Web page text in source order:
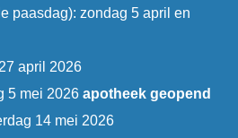
paasdag): zondag 5 april en
april 2026
5 mei 2026 apotheek geopend
14 mei 2026